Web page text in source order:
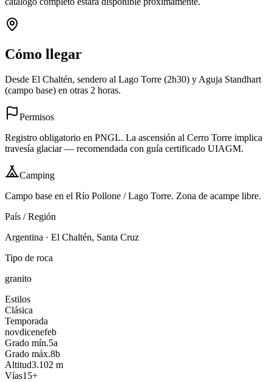
Cómo llegar
Desde El Chaltén, sendero al Lago Torre (2h30) y Aguja Standhart
(campo base) en otras 2 horas.
Permisos
Registro obligatorio en PNGL. La ascensión al Cerro Torre implica
travesía glaciar — recomendada con guía certificado UIAGM.
Camping
Campo base en el Río Pollone / Lago Torre. Zona de acampe libre.
País / Región
Argentina · El Chaltén, Santa Cruz
Tipo de roca
granito
Estilos
Clásica
Temporada
novdicenefeb
Grado mín.5a
Grado máx.8b
Altitud3.102 m
Vías15+